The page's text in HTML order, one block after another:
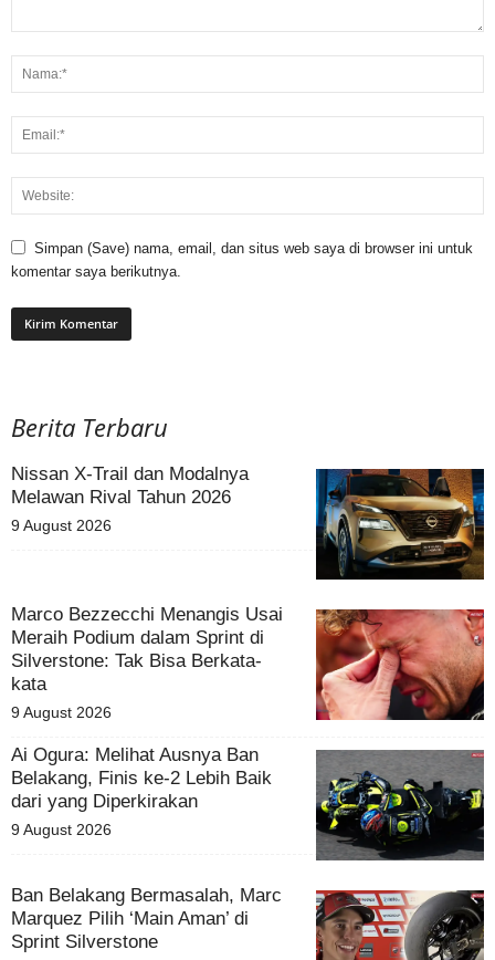
Simpan (Save) nama, email, dan situs web saya di browser ini untuk
komentar saya berikutnya.
Berita Terbaru
Nissan X-Trail dan Modalnya
Melawan Rival Tahun 2026
9 August 2026
Marco Bezzecchi Menangis Usai
Meraih Podium dalam Sprint di
Silverstone: Tak Bisa Berkata-
kata
9 August 2026
Ai Ogura: Melihat Ausnya Ban
Belakang, Finis ke-2 Lebih Baik
dari yang Diperkirakan
9 August 2026
Ban Belakang Bermasalah, Marc
Marquez Pilih ‘Main Aman’ di
Sprint Silverstone